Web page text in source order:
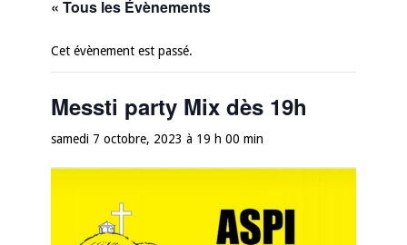
« Tous les Évènements
Cet évènement est passé.
Messti party Mix dès 19h
samedi 7 octobre, 2023 à 19 h 00 min